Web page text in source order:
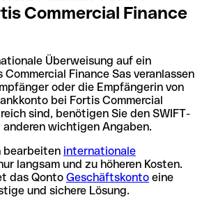
Commercial Finance
Überweisung auf ein
Commercial Finance Sas veranlassen
oder die Empfängerin von
bei Fortis Commercial
sind, benötigen Sie den SWIFT-
anderen wichtigen Angaben.
bearbeiten internationale
langsam und zu höheren Kosten.
das Qonto Geschäftskonto eine
und sichere Lösung.